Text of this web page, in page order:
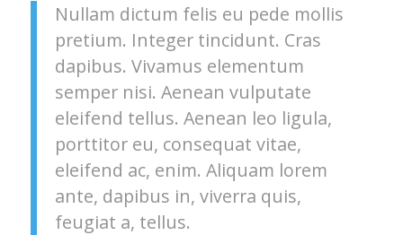
Nullam dictum felis eu pede mollis
pretium. Integer tincidunt. Cras
dapibus. Vivamus elementum
semper nisi. Aenean vulputate
eleifend tellus. Aenean leo ligula,
porttitor eu, consequat vitae,
eleifend ac, enim. Aliquam lorem
ante, dapibus in, viverra quis,
feugiat a, tellus.